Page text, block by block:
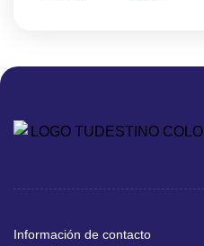
Información de contacto